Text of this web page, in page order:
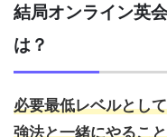
結局オンライン英
は？
必要最低レベルとし
強法と一緒にやるこ